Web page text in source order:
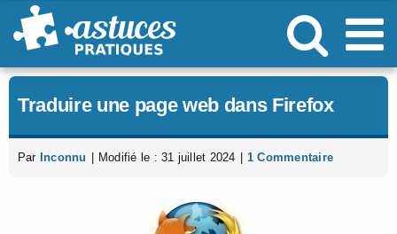
Passer
au
Traduire une page web dans Firefox
Par Inconnu Modifié le : 31 juillet 2024 1 Commentaire